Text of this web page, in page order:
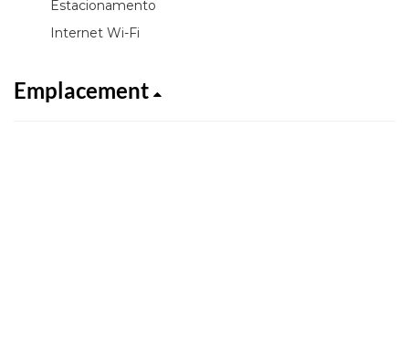
Estacionamento
Internet Wi-Fi
Emplacement